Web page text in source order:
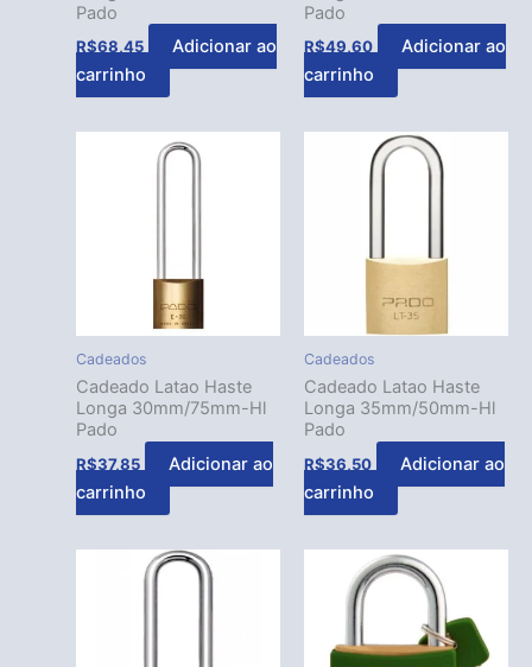
Pado
R$68,45
Adicionar ao
carrinho
Pado
R$49,60
Adicionar ao
carrinho
Cadeados
Cadeado Latao Haste
Longa 30mm/75mm-Hl
Pado
R$37,85
Adicionar ao
carrinho
Cadeados
Cadeado Latao Haste
Longa 35mm/50mm-Hl
Pado
R$36,50
Adicionar ao
carrinho